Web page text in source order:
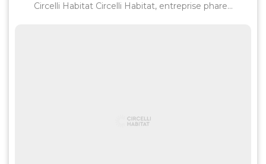
Circelli Habitat Circelli Habitat, entreprise phare...